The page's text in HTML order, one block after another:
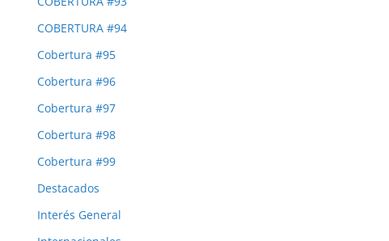
COBERTURA #94
Cobertura #95
Cobertura #96
Cobertura #97
Cobertura #98
Cobertura #99
Destacados
Interés General